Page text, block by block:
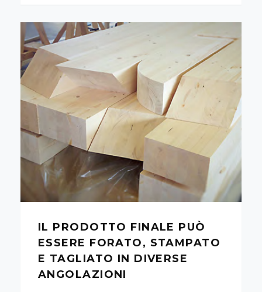
IL PRODOTTO FINALE PUÒ
ESSERE FORATO, STAMPATO
E TAGLIATO IN DIVERSE
ANGOLAZIONI